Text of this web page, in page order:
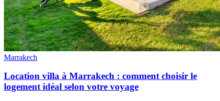
Marrakech
Location villa à Marrakech : comment choisir le
logement idéal selon votre voyage